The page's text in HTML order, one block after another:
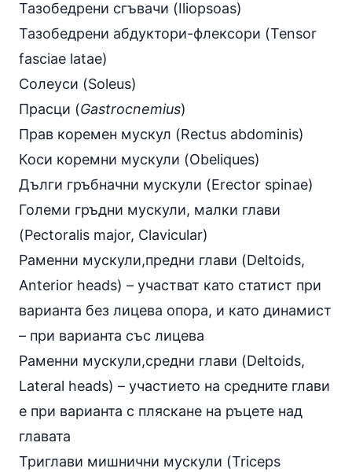
Тазобедрени сгъвачи (Iliopsoas)
Тазобедрени абдуктори-флексори (Tensor
fasciae latae)
Солеуси (Soleus)
Прасци (Gastrocnemius)
Прав коремен мускул (Rectus abdominis)
Коси коремни мускули (Obeliques)
Дълги гръбначни мускули (Erector spinae)
Големи гръдни мускули, малки глави
(Pectoralis major, Clavicular)
Раменни мускули,предни глави (Deltoids,
Anterior heads) – участват като статист при
варианта без лицева опора, и като динамист
– при варианта със лицева
Раменни мускули,средни глави (Deltoids,
Lateral heads) – участието на средните глави
е при варианта с пляскане на ръцете над
главата
Триглави мишнични мускули (Triceps